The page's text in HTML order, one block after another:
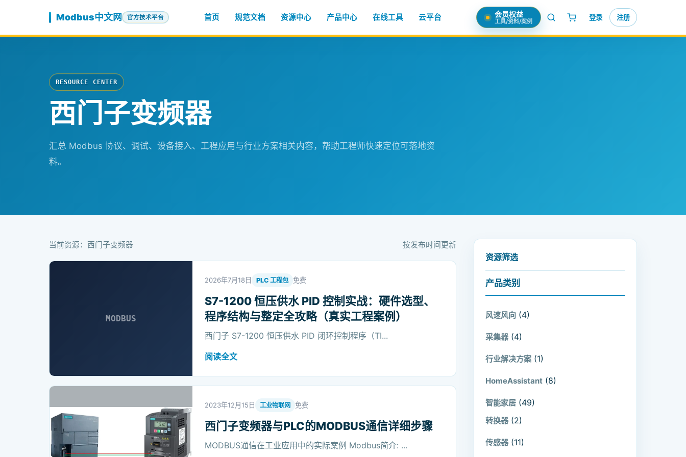
Modbus中文网 官方技术平台 首页 规范文档 资源中心 产品中心 在线工具 云平台 会员权益
工具/资料/案例 登录 注册
RESOURCE CENTER
西门子变频器
汇总 Modbus 协议、调试、设备接入、工程应用与行业方案相关内容，帮助工程师快速定位可落地资
料。
当前资源：西门子变频器 按发布时间更新
MODBUS
2026年7月18日 PLC 工程包 免费
S7-1200 恒压供水 PID 控制实战：硬件选型、
程序结构与整定全攻略（真实工程案例）
西门子 S7-1200 恒压供水 PID 闭环控制程序（TI...
阅读全文
2023年12月15日 工业物联网 免费
西门子变频器与PLC的MODBUS通信详细步骤
MODBUS通信在工业应用中的实际案例 Modbus简介: ...
资源筛选
产品类别
风速风向 (4)
采集器 (4)
行业解决方案 (1)
HomeAssistant (8)
智能家居 (49)
转换器 (2)
传感器 (11)